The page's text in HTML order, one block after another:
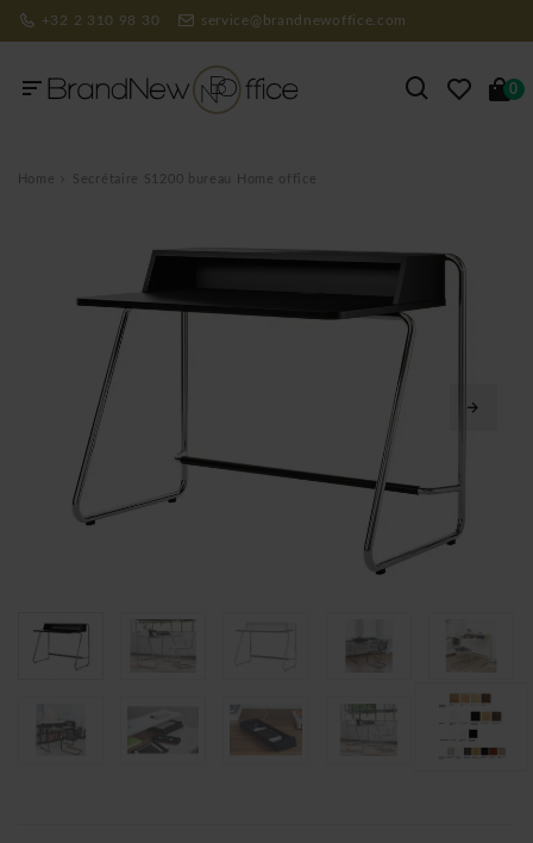
+32 2 310 98 30 service@brandnewoffice.com
0
Home Secrétaire S1200 bureau Home office